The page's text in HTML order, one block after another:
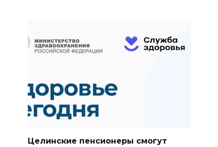
Целинские пенсионеры смогут